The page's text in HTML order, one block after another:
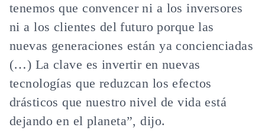
tenemos que convencer ni a los inversores
ni a los clientes del futuro porque las
nuevas generaciones están ya concienciadas
(…) La clave es invertir en nuevas
tecnologías que reduzcan los efectos
drásticos que nuestro nivel de vida está
dejando en el planeta”, dijo.